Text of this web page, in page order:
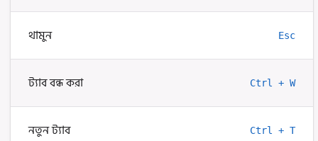
থামুন Esc
ট্যাব বন্ধ করা Ctrl + W
নতুন ট্যাব Ctrl + T